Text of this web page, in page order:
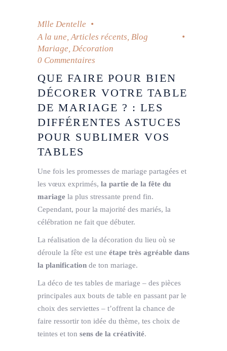
Mlle Dentelle
A la une,Articles récents, Blog
Mariage, Décoration
0 Commentaires
QUE FAIRE POUR BIEN
DÉCORER VOTRE TABLE
DE MARIAGE ? : LES
DIFFÉRENTES ASTUCES
POUR SUBLIMER VOS
TABLES
Une fois les promesses de mariage partagées et
les vœux exprimés, la partie de la fête du
mariage la plus stressante prend fin.
Cependant, pour la majorité des mariés, la
célébration ne fait que débuter.
La réalisation de la décoration du lieu où se
déroule la fête est une étape très agréable dans
la planification de ton mariage.
La déco de tes tables de mariage – des pièces
principales aux bouts de table en passant par le
choix des serviettes – t’offrent la chance de
faire ressortir ton idée du thème, tes choix de
teintes et ton sens de la créativité.